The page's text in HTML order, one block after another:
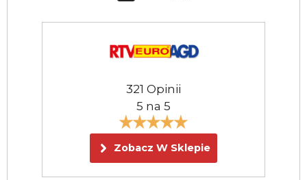
321 Opinii
5 na 5
Zobacz W Sklepie